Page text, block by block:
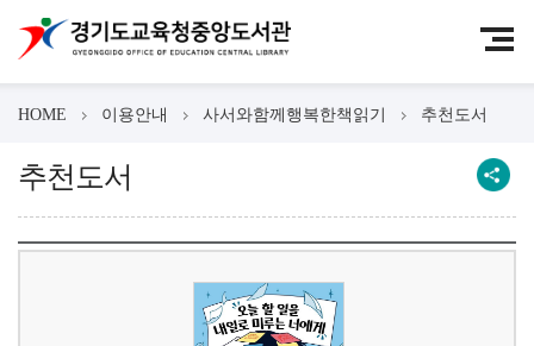
HOME 이용안내 사서와함께행복한책읽기 추천도서
추천도서